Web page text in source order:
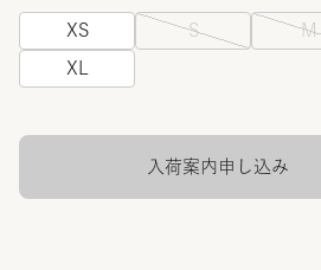
XS S M
XL
入荷案内申し込み